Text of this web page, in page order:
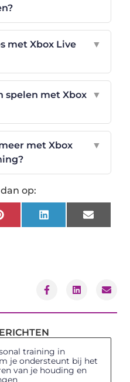
met Xbox Live
▼
spelen met Xbox
▼
met Xbox
▼
op:
PinterestLinkedInEmail
training in
je ondersteunt bij het
van je houding en